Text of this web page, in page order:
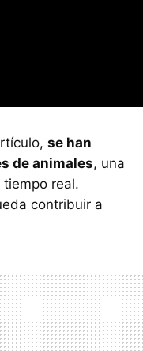
se han
de animales, una
real.
contribuir a